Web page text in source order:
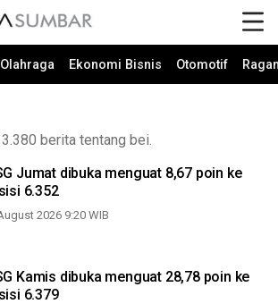
Olahraga Ekonomi Bisnis Otomotif
berita tentang bei.
Jumat dibuka menguat 8,67 poin ke
6.352
2026 9:20 WIB
Kamis dibuka menguat 28,78 poin ke
6.379